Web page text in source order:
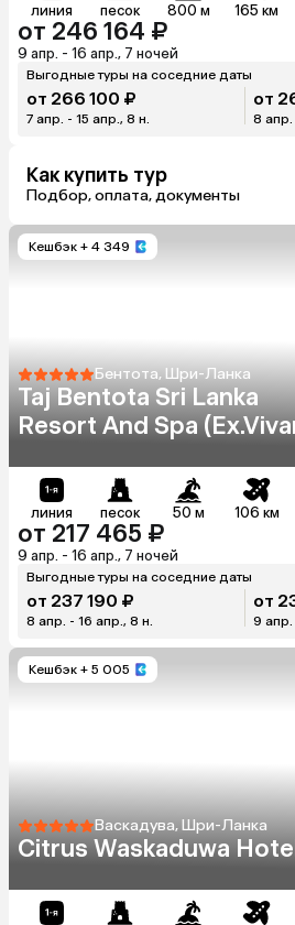
линия песок 800 м 165 км
от 246 164 ₽
9 апр. - 16 апр., 7 ночей
Выгодные туры на соседние даты
от 266 100 ₽
7 апр. - 15 апр., 8 н.
от
8 апр.
Как купить тур
Подбор, оплата, документы
Кешбэк + 4 349
Бентота, Шри-Ланка
Taj Bentota Sri Lanka
Resort And Spa
линия песок 50 м 106 км
от 217 465 ₽
9 апр. - 16 апр., 7 ночей
Выгодные туры на соседние даты
от 237 190 ₽
8 апр. - 16 апр., 8 н.
от
9 апр.
Кешбэк + 5 005
Васкадува, Шри-Ланка
Citrus Waskaduwa